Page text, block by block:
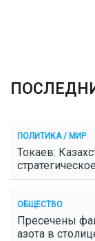
ПОЛИТИКА / МИР
Токаев:
ОБЩЕСТВО
Пресечены
азота в